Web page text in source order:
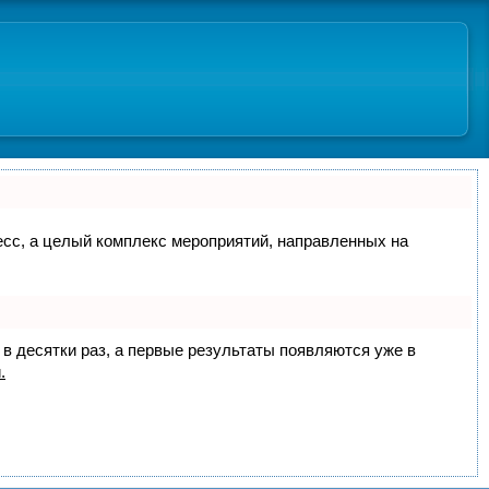
а целый комплекс мероприятий, направленных на
десятки раз, а первые результаты появляются уже в